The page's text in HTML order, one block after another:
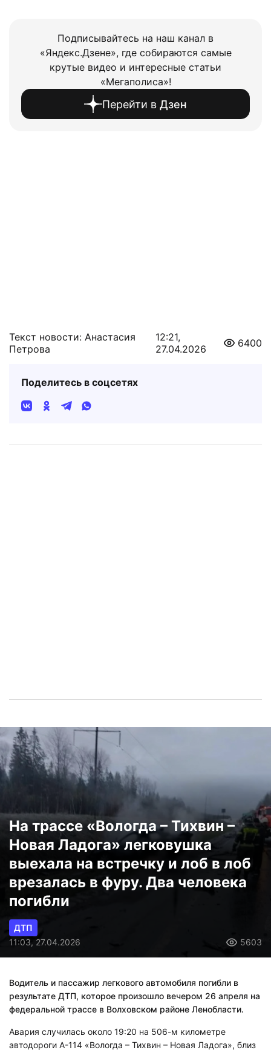
Подписывайтесь на наш канал в
«Яндекс.Дзене», где собираются самые
крутые видео и интересные статьи
«Мегаполиса»!
Перейти в Дзен
Текст новости: Анастасия
Петрова
12:21,
27.04.2026
6400
Поделитесь в соцсетях
На трассе «Вологда – Тихвин –
Новая Ладога» легковушка
выехала на встречку и лоб в лоб
врезалась в фуру. Два человека
погибли
ДТП
11:03, 27.04.2026
5603
Водитель и пассажир легкового автомобиля погибли в
результате ДТП, которое произошло вечером 26 апреля на
федеральной трассе в Волховском районе Ленобласти.
Авария случилась около 19:20 на 506-м километре
автодороги А-114 «Вологда – Тихвин – Новая Ладога», близ